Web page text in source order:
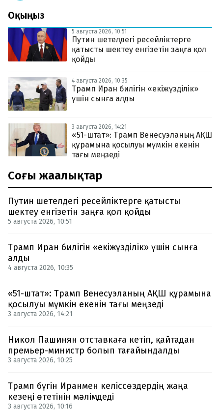
Оқыңыз
5 августа 2026, 10:51
Путин шетелдегі ресейліктерге
қатысты шектеу енгізетін заңға қол
қойды
4 августа 2026, 10:35
Трамп Иран билігін «екіжүзділік»
үшін сынға алды
3 августа 2026, 14:21
«51-штат»: Трамп Венесуэланың АҚШ
құрамына қосылуы мүмкін екенін
тағы меңзеді
Соңғы жаңалықтар
Путин шетелдегі ресейліктерге қатысты
шектеу енгізетін заңға қол қойды
5 августа 2026, 10:51
Трамп Иран билігін «екіжүзділік» үшін сынға
алды
4 августа 2026, 10:35
«51-штат»: Трамп Венесуэланың АҚШ құрамына
қосылуы мүмкін екенін тағы меңзеді
3 августа 2026, 14:21
Никол Пашинян отставкаға кетіп, қайтадан
премьер-министр болып тағайындалды
3 августа 2026, 10:25
Трамп бүгін Иранмен келіссөздердің жаңа
кезеңі өтетінін мәлімдеді
3 августа 2026, 10:16